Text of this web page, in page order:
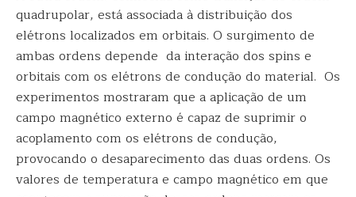
quadrupolar, está associada à distribuição dos
elétrons localizados em orbitais. O surgimento de
ambas ordens depende da interação dos spins e
orbitais com os elétrons de condução do material. Os
experimentos mostraram que a aplicação de um
campo magnético externo é capaz de suprimir o
acoplamento com os elétrons de condução,
provocando o desaparecimento das duas ordens. Os
valores de temperatura e campo magnético em que